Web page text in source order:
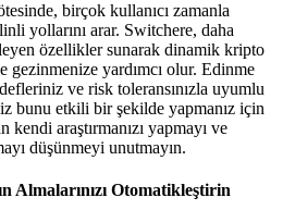
birçok kullanıcı zamanla
yollarını arar. Switchere, daha
özellikler sunarak dinamik kripto
gezinmenize yardımcı olur. Edinme
ve risk toleransınızla uyumlu
bunu etkili bir şekilde yapmanız için
araştırmanızı yapmayı ve
düşünmeyi unutmayın.
Almalarınızı Otomatikleştirin